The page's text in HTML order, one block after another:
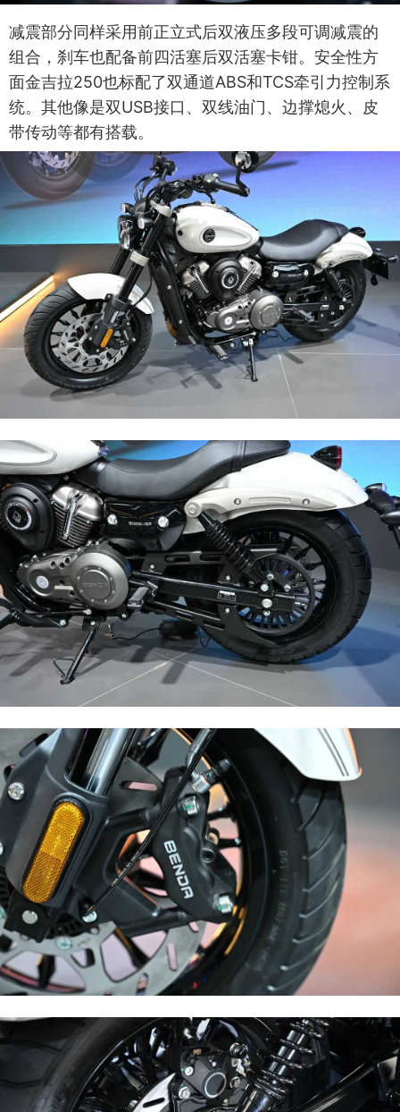
减震部分同样采用前正立式后双液压多段可调减震的
组合，刹车也配备前四活塞后双活塞卡钳。安全性方
面金吉拉250也标配了双通道ABS和TCS牵引力控制系
统。其他像是双USB接口、双线油门、边撑熄火、皮
带传动等都有搭载。